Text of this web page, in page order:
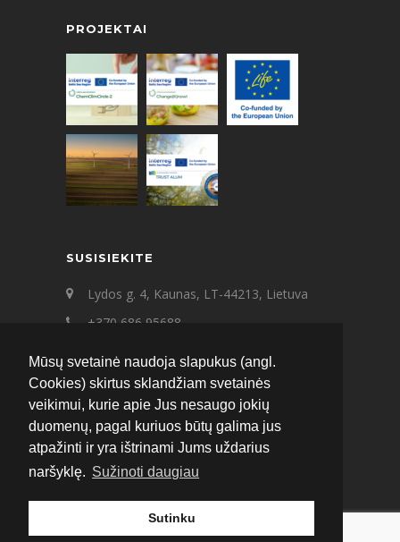
Mūsų svetainė naudoja slapukus (angl.
Cookies) skirtus sklandžiam svetainės
veikimui, kurie apie Jus nesaugo jokių
duomenų, pagal kuriuos būtų galima jus
atpažinti ir yra ištrinami Jums uždarius
naršyklę. Sužinoti daugiau
Sutinku
PROJEKTAI
SUSISIEKITE
Lydos g. 4, Kaunas, LT-44213, Lietuva
+370 686 95688
ecat@ecat.lt
Facebook
Instagram
LinkedIn
© 2020 ECAT